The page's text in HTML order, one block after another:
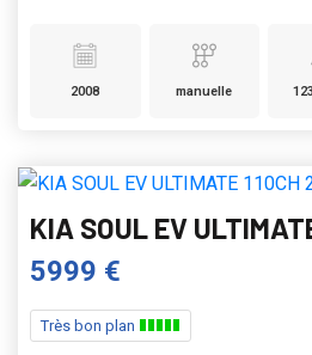
2008 manuelle
KIA SOUL EV
5999 €
Très bon plan